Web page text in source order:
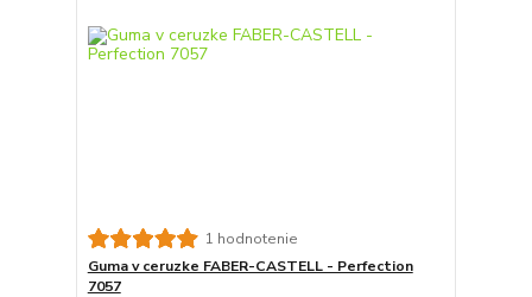
1 hodnotenie
Guma v ceruzke FABER-CASTELL - Perfection
7057